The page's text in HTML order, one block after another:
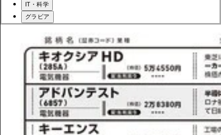
IT・科学
グラビア